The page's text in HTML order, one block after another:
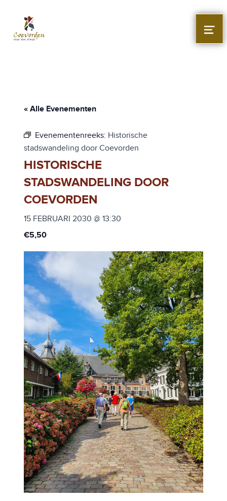
Stad Coevorden
STAD VAN STRIJD
« Alle Evenementen
Evenementenreeks: Historische
stadswandeling door Coevorden
HISTORISCHE
STADSWANDELING DOOR
COEVORDEN
15 FEBRUARI 2030 @ 13:30
€5,50